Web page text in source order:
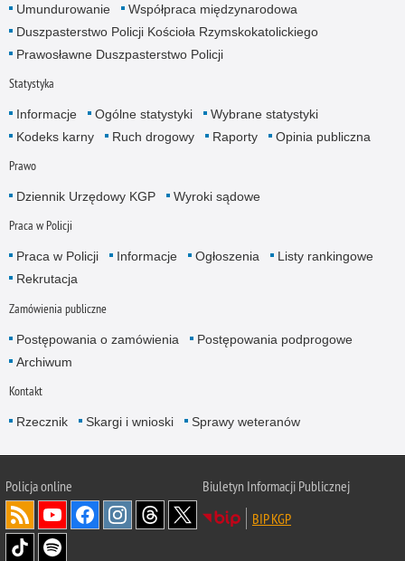
Umundurowanie
Współpraca międzynarodowa
Duszpasterstwo Policji Kościoła Rzymskokatolickiego
Prawosławne Duszpasterstwo Policji
Statystyka
Informacje Ogólne statystyki
Wybrane statystyki
Kodeks karny
Ruch drogowy Raporty Opinia publiczna
Prawo
Dziennik Urzędowy KGP Wyroki sądowe
Praca w Policji
Praca w Policji Informacje Ogłoszenia
Listy rankingowe
Rekrutacja
Zamówienia publiczne
Postępowania o zamówienia
Postępowania podprogowe
Archiwum
Kontakt
Rzecznik Skargi i wnioski Sprawy weteranów
Policjaonline
Biuletyn Informacji Publicznej
BIP KGP